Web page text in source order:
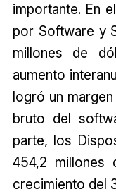
importante. En
por Software y
millones de
aumento
logró un
bruto del
parte, los
454,2 millones
crecimiento del